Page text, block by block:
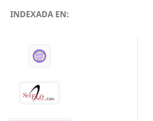
INDEXADA EN: